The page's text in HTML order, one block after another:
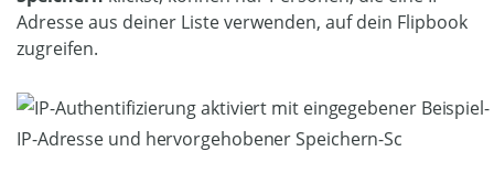
Adresse aus deiner Liste verwenden, auf dein Flipbook
zugreifen.